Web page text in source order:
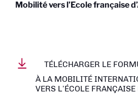
Mobilité vers l’Ecole française
TÉLÉCHARGER LE
À LA MOBILITÉ
VERS L’ÉCOLE FRANÇAISE